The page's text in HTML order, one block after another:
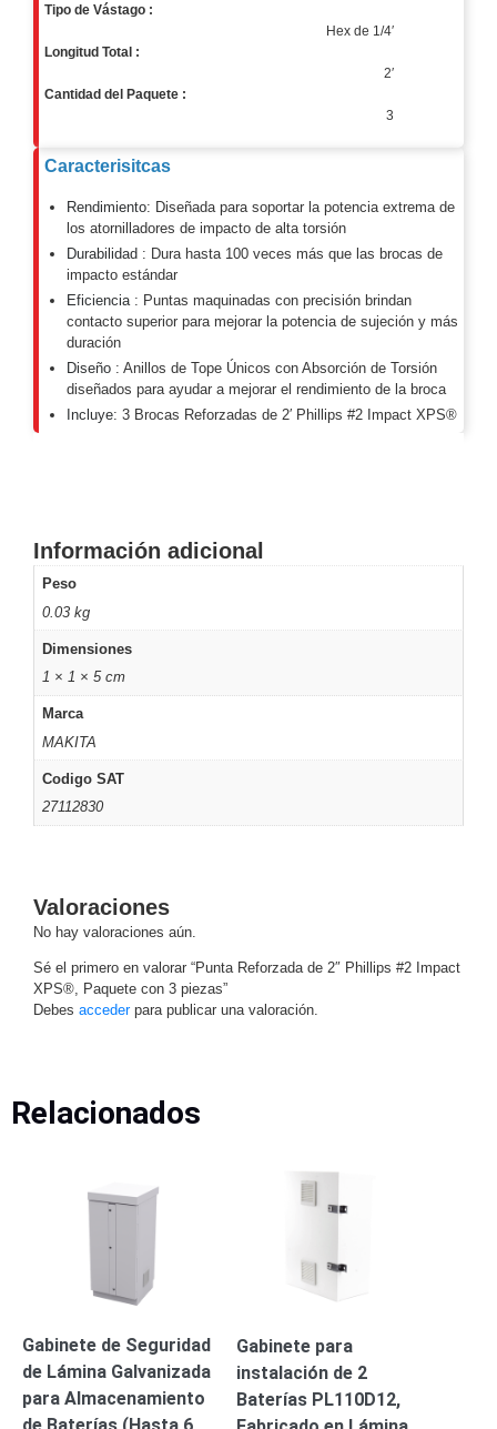
Video
Recorders
CajaPTZTérmicas
Cámaras
HD
/ AHD /
HD-TVI
Ambientes
SalinosAntiexplosión Bala
Domo
/ Eyeball /
TurretEspecialesLente
MotorizadoOcultas
TVI / AHD
Robots e
Industrial
Cámaras
Industriales
Energía
Adaptadores
de
Pared
de
Alimentación
con
Respaldo
Inyectores
PoEPDUPlantas
de
- No Break
Completos
IP
Canales
TurboHD
Canales
Monitores
Pantallas
Tipo de Vástago :
Hex de 1/4′
Longitud Total :
2′
Cantidad del Paquete :
3
Caracterisitcas
Rendimiento: Diseñada para soportar la potencia extrema de
los atornilladores de impacto de alta torsión
Durabilidad : Dura hasta 100 veces más que las brocas de
impacto estándar
Eficiencia : Puntas maquinadas con precisión brindan
contacto superior para mejorar la potencia de sujeción y más
duración
Diseño : Anillos de Tope Únicos con Absorción de Torsión
diseñados para ayudar a mejorar el rendimiento de la broca
Incluye: 3 Brocas Reforzadas de 2′ Phillips #2 Impact XPS®
Información adicional
Peso
0.03 kg
Dimensiones
1 × 1 × 5 cm
Marca
MAKITA
Codigo SAT
27112830
Valoraciones
No hay valoraciones aún.
Sé el primero en valorar “Punta Reforzada de 2″ Phillips #2 Impact
XPS®, Paquete con 3 piezas”
Debes accederpara publicar una valoración.
Relacionados
Gabinete de Seguridad
de Lámina Galvanizada
para Almacenamiento
de Baterías (Hasta 6
Gabinete para
instalación de 2
Baterías PL110D12,